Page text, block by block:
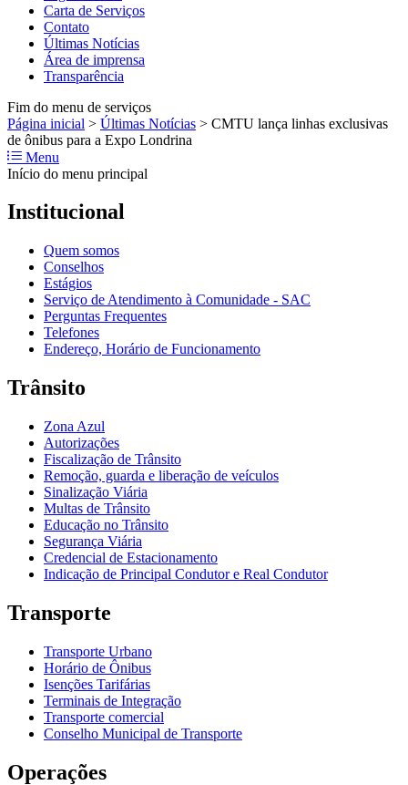
Carta de Serviços
Contato
Últimas Notícias
Área de imprensa
Transparência
Fim do menu de serviços
Página inicial > Últimas Notícias > CMTU lança linhas exclusivas
de ônibus para a Expo Londrina
Menu
Início do menu principal
Institucional
Quem somos
Conselhos
Estágios
Serviço de Atendimento à Comunidade - SAC
Perguntas Frequentes
Telefones
Endereço, Horário de Funcionamento
Trânsito
Zona Azul
Autorizações
Fiscalização de Trânsito
Remoção, guarda e liberação de veículos
Sinalização Viária
Multas de Trânsito
Educação no Trânsito
Segurança Viária
Credencial de Estacionamento
Indicação de Principal Condutor e Real Condutor
Transporte
Transporte Urbano
Horário de Ônibus
Isenções Tarifárias
Terminais de Integração
Transporte comercial
Conselho Municipal de Transporte
Operações